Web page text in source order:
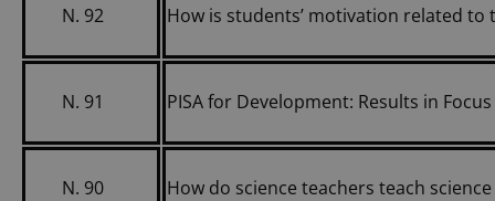
N. 92 How is students’ motivation related
N. 91 PISA for Development: Results in Focus
N. 90 How do science teachers teach